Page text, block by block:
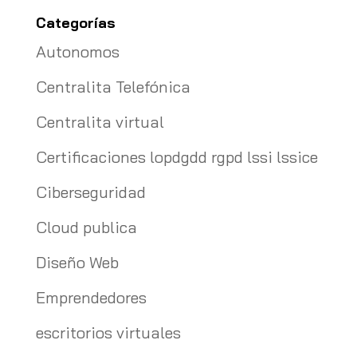
Categorías
Autonomos
Centralita Telefónica
Centralita virtual
Certificaciones lopdgdd rgpd lssi lssice
Ciberseguridad
Cloud publica
Diseño Web
Emprendedores
escritorios virtuales